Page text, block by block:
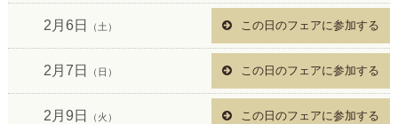
2月6日 （土） この日のフェアに参加する
2月7日 （日） この日のフェアに参加する
2月9日 （火） この日のフェアに参加する